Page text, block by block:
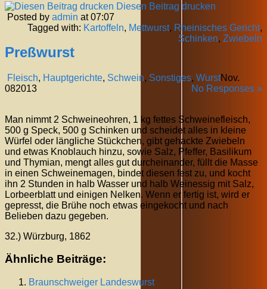
Diesen Beitrag drucken
Posted by admin at 07:07
Tagged with: Kartoffeln, Mettwurst, Rheinisches Gericht,
Schinken, Zwiebeln
Preßwurst
Fleisch, Hauptgerichte, Schwein, Sonstiges, Wurst
No Responses »
Nov.
082013
Man nimmt 2 Schweineohren, 1 kg fettes Schweinefleisch,
500 g Speck, 500 g Schinken und scheidet alles in kleine
Würfel oder längliche Stückchen, gibt gehackte Zwiebeln
und etwas Knoblauch hinzu, sowie Salz, Pfeffer, Basilikum
und Thymian, mengt alles gut durcheinander, füllt die Masse
in einen Schweinemagen, bindet diesen fest zu, und kocht
ihn 2 Stunden in halb Wasser und halb Weinessig mit Salz,
Lorbeerblatt und einigen Nelken. Wenn er fertig ist, wird er
gepresst, die Brühe noch etwas eingekocht und nach
Belieben dazu gegeben.
32.) Würzburg, 1862
Ähnliche Beiträge:
Braunschweiger Landeswurst